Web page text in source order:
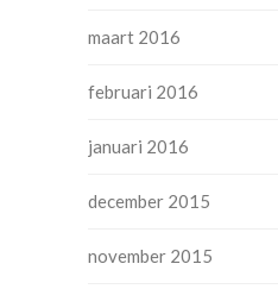
maart 2016
februari 2016
januari 2016
december 2015
november 2015